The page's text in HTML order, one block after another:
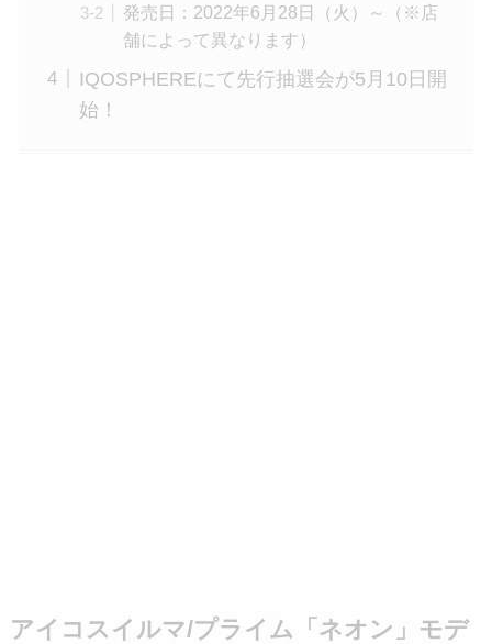
発売日：2022年6月28日（火）～（※店
舗によって異なります）
IQOSPHEREにて先行抽選会が5月10日開
始！
アイコスイルマ/プライム「ネオン」モデ